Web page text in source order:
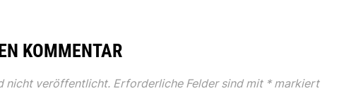
KOMMENTAR
nicht veröffentlicht. Erforderliche Felder sind mit *markiert